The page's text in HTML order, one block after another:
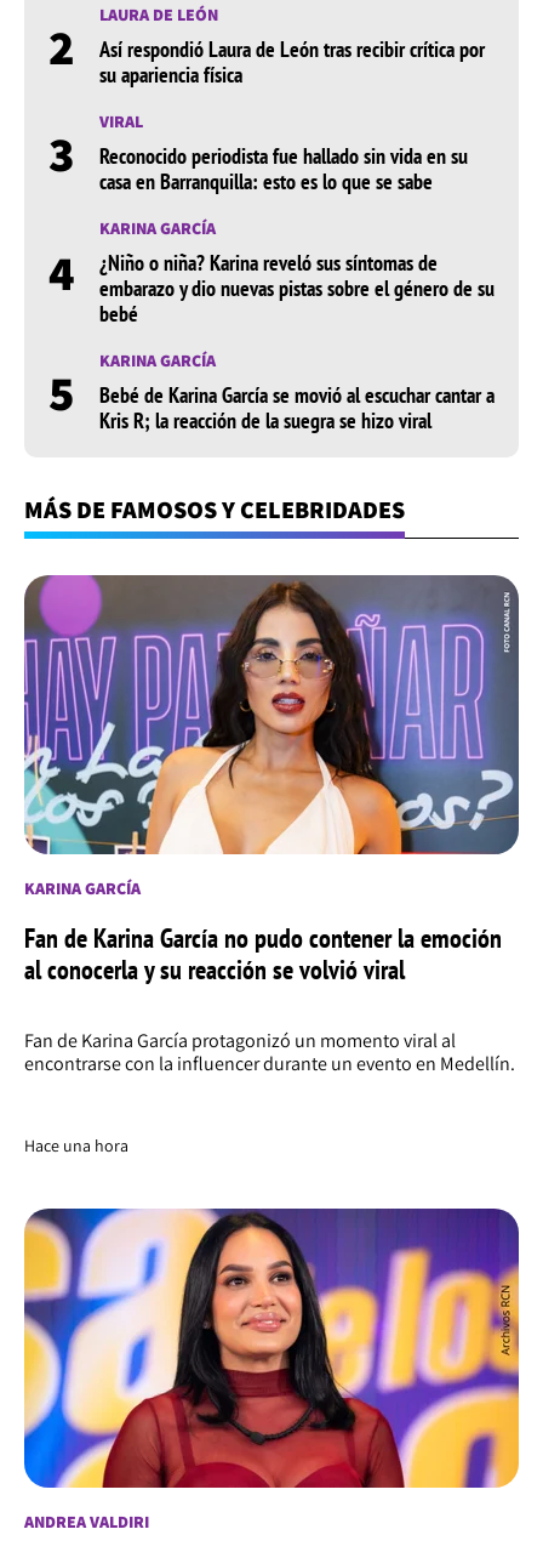
2 LAURA DE LEÓN
Así respondió Laura de León tras recibir crítica por
su apariencia física
3 VIRAL
Reconocido periodista fue hallado sin vida en su
casa en Barranquilla: esto es lo que se sabe
4
KARINA GARCÍA
¿Niño o niña? Karina reveló sus síntomas de
embarazo y dio nuevas pistas sobre el género de su
bebé
5 KARINA GARCÍA
Bebé de Karina García se movió al escuchar cantar a
Kris R; la reacción de la suegra se hizo viral
MÁS DE FAMOSOS Y CELEBRIDADES
KARINA GARCÍA
Fan de Karina García no pudo contener la emoción
al conocerla y su reacción se volvió viral
Fan de Karina García protagonizó un momento viral al
encontrarse con la influencer durante un evento en Medellín.
Hace una hora
ANDREA VALDIRI